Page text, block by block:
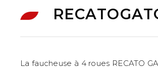
La faucheuse à 4 roues RECATO